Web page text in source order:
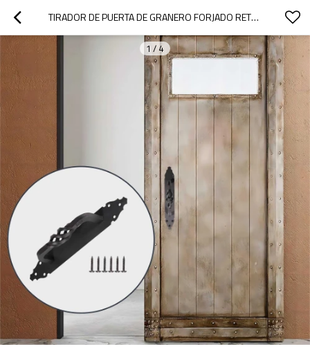
TIRADOR DE PUERTA DE GRANERO FORJADO RETORCIDO ANTIGUO RÚSTICO WEKIS
1 / 4